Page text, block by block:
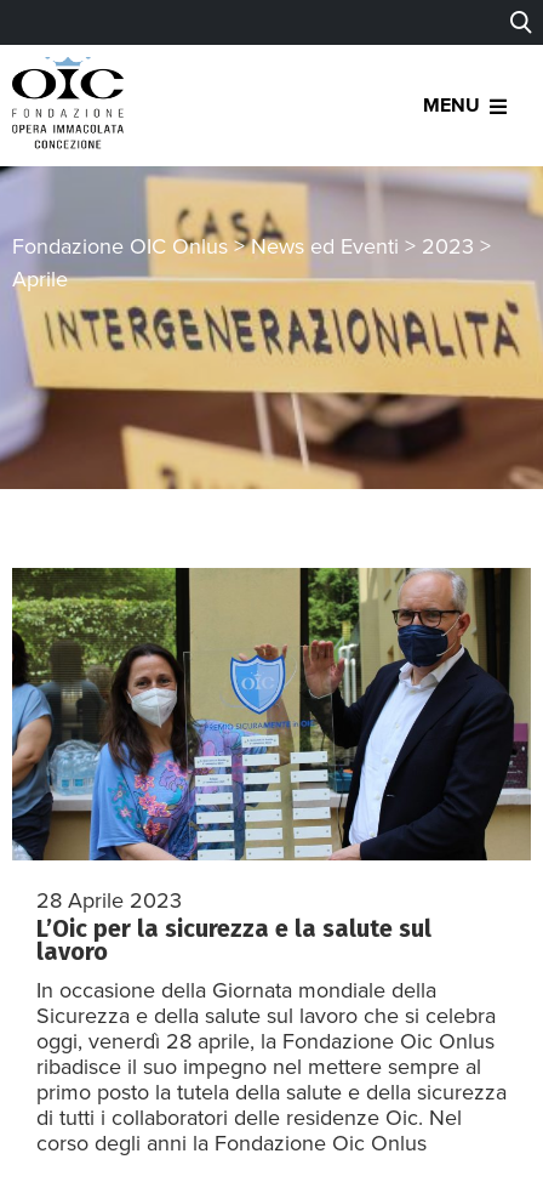
MENU
Fondazione OIC Onlus >News ed Eventi > 2023 >
Aprile
28 Aprile 2023
L’Oic per la sicurezza e la salute sul
lavoro
In occasione della Giornata mondiale della
Sicurezza e della salute sul lavoro che si celebra
oggi, venerdì 28 aprile, la Fondazione Oic Onlus
ribadisce il suo impegno nel mettere sempre al
primo posto la tutela della salute e della sicurezza
di tutti i collaboratori delle residenze Oic. Nel
corso degli anni la Fondazione Oic Onlus